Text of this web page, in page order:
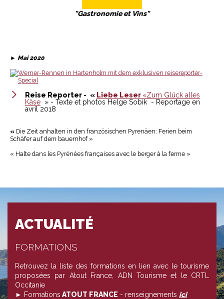
"Gastronomie et Vins"
► Mai 2020
Reise Reporter - « Liebe Leser «Zum Glück alles
Käse » - Texte et photos Helge Sobik - Reportage en
avril 2018
« Die Zeit anhalten in den französischen Pyrenäen: Ferien beim
Schäfer auf dem bauernhof »
« Halte dans les Pyrénées françaises avec le berger à la ferme »
ACTUALITÉ
FORMATIONS
Retrouvez la liste des formations en lien avec le tourisme
proposées par Atout France, ADN Tourisme et le CRTL
Occitanie
► Formations ATOUT FRANCE - renseignements ici